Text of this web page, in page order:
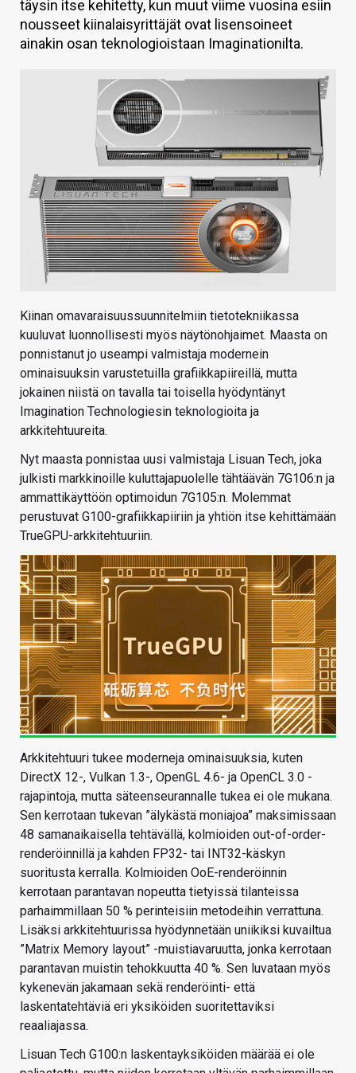
VAIHDA TEEMA
täysin itse kehitetty, kun muut viime vuosina esiin
nousseet kiinalaisyrittäjät ovat lisensoineet
ainakin osan teknologioistaan Imaginationilta.
Kiinan omavaraisuussuunnitelmiin tietotekniikassa
kuuluvat luonnollisesti myös näytönohjaimet. Maasta on
ponnistanut jo useampi valmistaja modernein
ominaisuuksin varustetuilla grafiikkapiireillä, mutta
jokainen niistä on tavalla tai toisella hyödyntänyt
Imagination Technologiesin teknologioita ja
arkkitehtuureita.
Nyt maasta ponnistaa uusi valmistaja Lisuan Tech, joka
julkisti markkinoille kuluttajapuolelle tähtäävän 7G106:n ja
ammattikäyttöön optimoidun 7G105:n. Molemmat
perustuvat G100-grafiikkapiiriin ja yhtiön itse kehittämään
TrueGPU-arkkitehtuuriin.
Arkkitehtuuri tukee moderneja ominaisuuksia, kuten
DirectX 12-, Vulkan 1.3-, OpenGL 4.6- ja OpenCL 3.0 -
rajapintoja, mutta säteenseurannalle tukea ei ole mukana.
Sen kerrotaan tukevan ”älykästä moniajoa” maksimissaan
48 samanaikaisella tehtävällä, kolmioiden out-of-order-
renderöinnillä ja kahden FP32- tai INT32-käskyn
suoritusta kerralla. Kolmioiden OoE-renderöinnin
kerrotaan parantavan nopeutta tietyissä tilanteissa
parhaimmillaan 50 % perinteisiin metodeihin verrattuna.
Lisäksi arkkitehtuurissa hyödynnetään uniikiksi kuvailtua
”Matrix Memory layout” -muistiavaruutta, jonka kerrotaan
parantavan muistin tehokkuutta 40 %. Sen luvataan myös
kykenevän jakamaan sekä renderöinti- että
laskentatehtäviä eri yksiköiden suoritettaviksi
reaaliajassa.
Lisuan Tech G100:n laskentayksiköiden määrää ei ole